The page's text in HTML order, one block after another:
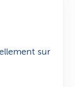
sur